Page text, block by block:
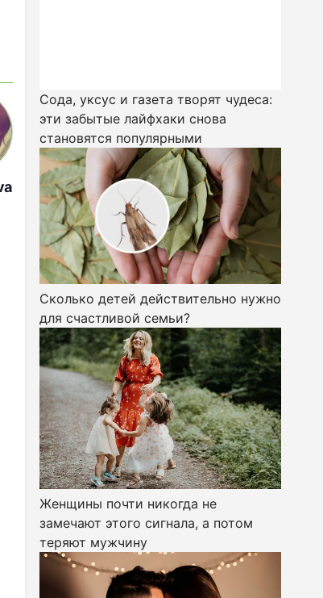
Сода, уксус и газета творят чудеса:
эти забытые лайфхаки снова
становятся популярными
Сколько детей действительно нужно
для счастливой семьи?
Женщины почти никогда не
замечают этого сигнала, а потом
теряют мужчину